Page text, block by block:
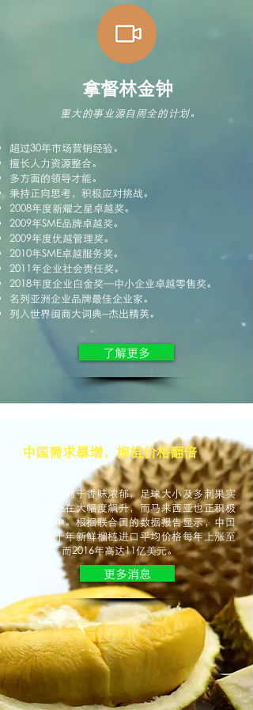
拿督林金钟
重大的事业源自周全的计划。
超过30年市场营销经验。
擅长人力资源整合。
多方面的领导才能。
秉持正向思考，积极应对挑战。
2008年度新耀之星卓越奖。
2009年SME品牌卓越奖。
2009年度优越管理奖。
2010年SME卓越服务奖。
2011年企业社会责任奖。
2018年度企业白金奖—中小企业卓越零售奖。
名列亚洲企业品牌最佳企业家。
列入世界闽商大词典--杰出精英。
了解更多
中国需求暴增，榴梿价格翻倍
中国近日对于香味浓郁，足球大小及多刺果实
的热爱正在大幅度飙升，而马来西亚也正积极
参与其中。根据联合国的数据报告显示，中国
在过去十年新鲜榴梿进口平均价格每年上涨至
少26%，而2016年高达11亿美元。
更多消息